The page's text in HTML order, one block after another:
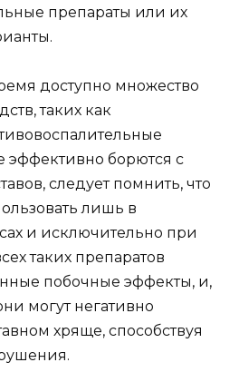
препараты или их
доступно множество
таких как
эффективно борются с
следует помнить, что
лишь в
и исключительно при
таких препаратов
побочные эффекты, и,
могут негативно
хряще, способствуя